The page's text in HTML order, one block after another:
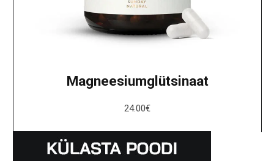
Magneesiumglütsinaat
24.00€